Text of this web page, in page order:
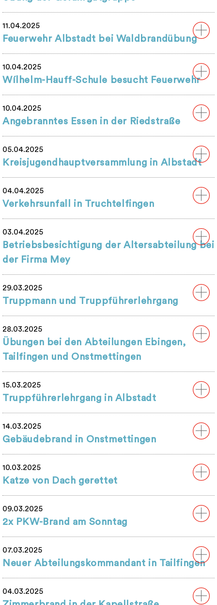
11.04.2025
Feuerwehr Albstadt bei Waldbrandübung
10.04.2025
Wílhelm-Hauff-Schule besucht Feuerwehr
10.04.2025
Angebranntes Essen in der Riedstraße
05.04.2025
Kreisjugendhauptversammlung in Albstadt
04.04.2025
Verkehrsunfall in Truchtelfingen
03.04.2025
Betriebsbesichtigung der Altersabteilung bei
der Firma Mey
29.03.2025
Truppmann und Truppführerlehrgang
28.03.2025
Übungen bei den Abteilungen Ebingen,
Tailfingen und Onstmettingen
15.03.2025
Truppführerlehrgang in Albstadt
14.03.2025
Gebäudebrand in Onstmettingen
10.03.2025
Katze von Dach gerettet
09.03.2025
2x PKW-Brand am Sonntag
07.03.2025
Neuer Abteilungskommandant in Tailfingen
04.03.2025